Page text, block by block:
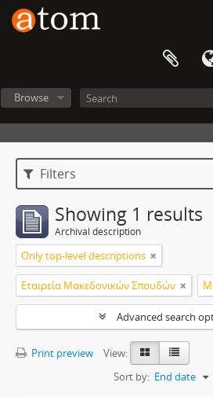
Browse
Filters
Showing 1 results
Archival description
Only top-level descriptions
Εταιρεία Μακεδονικών Σπουδών
Advanced search
Print preview
View:
Sort by: End date